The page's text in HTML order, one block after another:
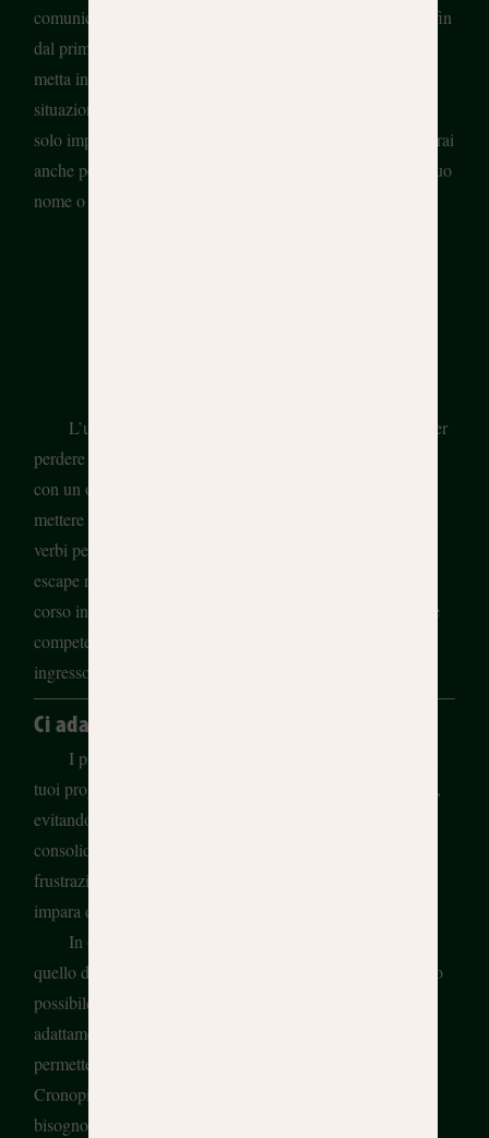
comunicativa; cioè ogni lezione è progettata in modo che, fin
dal primo momento e indipendentemente dal tuo livello, tu
metta in pratica i contenuti linguistici che hai appreso in
situazioni reali.
solo imparerai l’alfabeto e i suoni dello spagnolo, ma li userai
anche per dire al tuo compagno di classe come si scrive il tuo
nome o per giocare all’impiccato.
L’ultimo blocco delle lezioni è sempre riservato a te per
perdere la paura di parlare e utilizzare ciò che hai imparato
con un obiettivo comunicativo. Riesci a immaginare di
mettere alla prova la tua conoscenza della coniugazione dei
verbi per trovare la chiave che ti aiuterà a uscire da una
escape room? Ebbene, puoi fare questo e molto altro in un
corso in cui non ti mancherà il tempo per sviluppare tutte le
competenze necessarie e rendere meno traumatico il tuo
ingresso all’università.
Ci adattiamo a te
I piccoli gruppi permettono agli insegnanti di seguire i
tuoi progressi e di adattare il ritmo in base alle tue esigenze,
evitando che tu rimanga indietro o che avanzi senza
consolidare ciò che hai imparato. A volte proverai
frustrazione, altre volte ti sentirai come un bambino che
impara di nuovo giocando.
In ogni caso, il nostro impegno come insegnanti è
quello di essere sinceri con te e di guidarti nel miglior modo
possibile, sia nel tuo progresso accademico che nel tuo
adattamento al paese. Tieni presente che questo corso ti
permette di richiedere un visto per studenti e noi di
Cronopios Idiomas ti aiuteremo nel processo se ne avrai
bisogno.